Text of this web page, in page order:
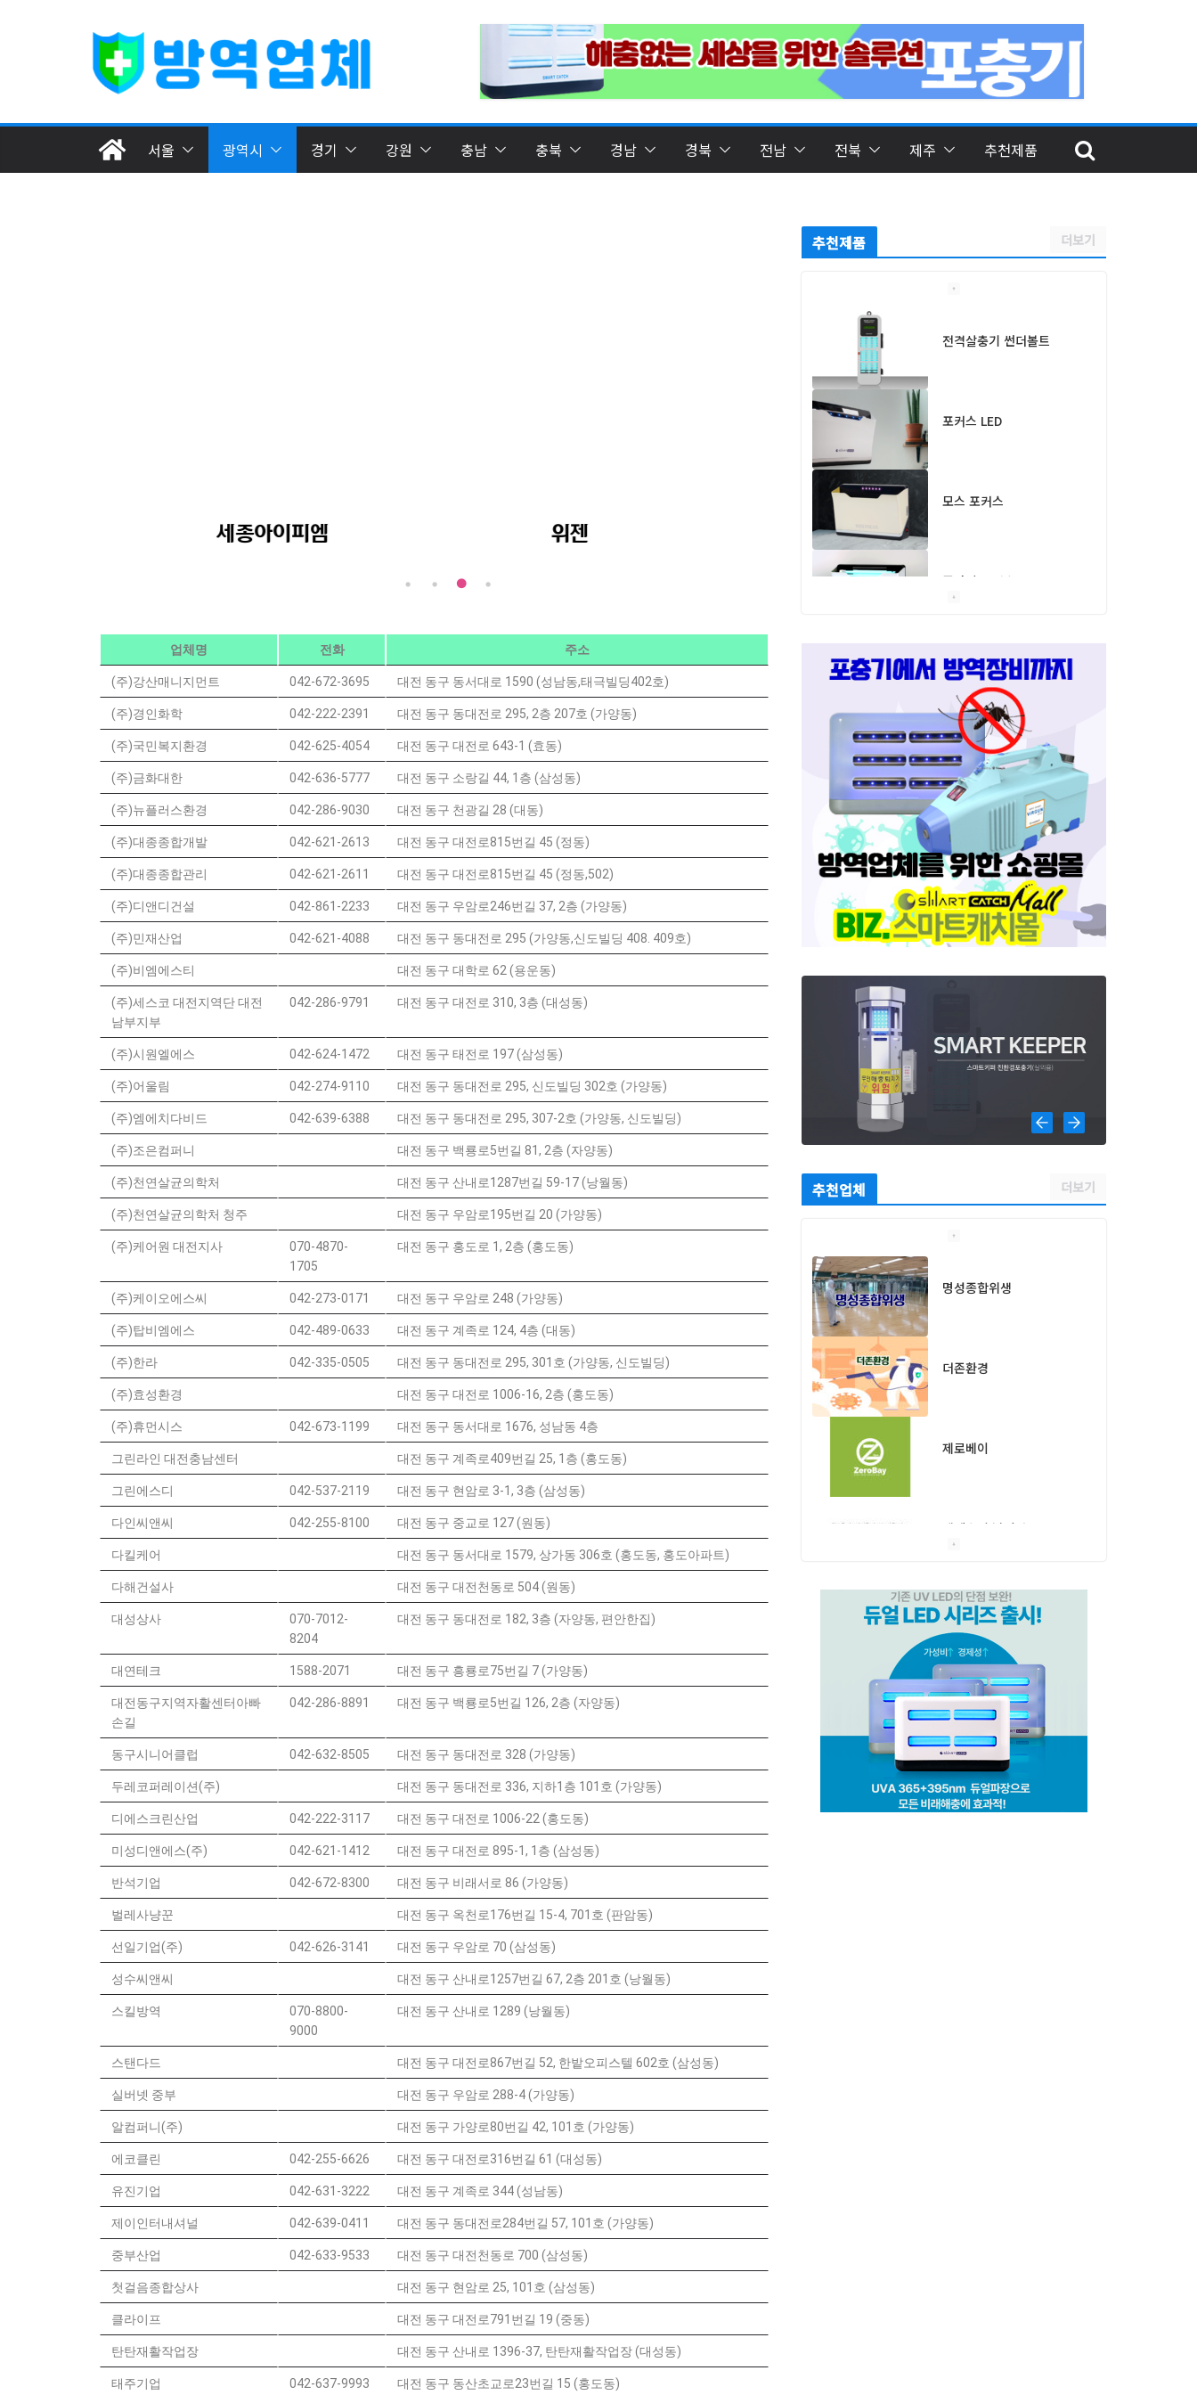
서울 광역시 경기 강원 충남 충북 경남 경북 전남 전북 제주 추천제품
세종아이피엠 문화방역
업체명 전화 주소
(주)강산매니지먼트 042-672-3695 대전 동구 동서대로 1590 (성남동,태극빌딩402호)
(주)경인화학 042-222-2391 대전 동구 동대전로 295, 2층 207호 (가양동)
(주)국민복지환경 042-625-4054 대전 동구 대전로 643-1 (효동)
(주)금화대한 042-636-5777 대전 동구 소랑길 44, 1층 (삼성동)
(주)뉴플러스환경 042-286-9030 대전 동구 천광길 28 (대동)
(주)대종종합개발 042-621-2613 대전 동구 대전로815번길 45 (정동)
(주)대종종합관리 042-621-2611 대전 동구 대전로815번길 45 (정동,502)
(주)디앤디건설 042-861-2233 대전 동구 우암로246번길 37, 2층 (가양동)
(주)민재산업 042-621-4088 대전 동구 동대전로 295 (가양동,신도빌딩 408. 409호)
(주)비엠에스티 대전 동구 대학로 62 (용운동)
(주)세스코 대전지역단 대전
남부지부
042-286-9791 대전 동구 대전로 310, 3층 (대성동)
(주)시원엘에스 042-624-1472 대전 동구 태전로 197 (삼성동)
(주)어울림 042-274-9110 대전 동구 동대전로 295, 신도빌딩 302호 (가양동)
(주)엠에치다비드 042-639-6388 대전 동구 동대전로 295, 307-2호 (가양동, 신도빌딩)
(주)조은컴퍼니 대전 동구 백룡로5번길 81, 2층 (자양동)
(주)천연살균의학처 대전 동구 산내로1287번길 59-17 (낭월동)
(주)천연살균의학처 청주 대전 동구 우암로195번길 20 (가양동)
(주)케어원 대전지사
070-4870-
1705
대전 동구 홍도로 1, 2층 (홍도동)
(주)케이오에스씨 042-273-0171 대전 동구 우암로 248 (가양동)
(주)탑비엠에스 042-489-0633 대전 동구 계족로 124, 4층 (대동)
(주)한라 042-335-0505 대전 동구 동대전로 295, 301호 (가양동, 신도빌딩)
(주)효성환경 대전 동구 대전로 1006-16, 2층 (홍도동)
(주)휴먼시스 042-673-1199 대전 동구 동서대로 1676, 성남동 4층
그린라인 대전충남센터 대전 동구 계족로409번길 25, 1층 (홍도동)
그린에스디 042-537-2119 대전 동구 현암로 3-1, 3층 (삼성동)
다인씨앤씨 042-255-8100 대전 동구 중교로 127 (원동)
다킬케어 대전 동구 동서대로 1579, 상가동 306호 (홍도동, 홍도아파트)
다해건설사 대전 동구 대전천동로 504 (원동)
대성상사
070-7012-
8204
대전 동구 동대전로 182, 3층 (자양동, 편안한집)
대연테크 1588-2071 대전 동구 흥룡로75번길 7 (가양동)
대전동구지역자활센터아빠
손길
042-286-8891 대전 동구 백룡로5번길 126, 2층 (자양동)
동구시니어클럽 042-632-8505 대전 동구 동대전로 328 (가양동)
두레코퍼레이션(주) 대전 동구 동대전로 336, 지하1층 101호 (가양동)
디에스크린산업 042-222-3117 대전 동구 대전로 1006-22 (홍도동)
미성디앤에스(주) 042-621-1412 대전 동구 대전로 895-1, 1층 (삼성동)
반석기업 042-672-8300 대전 동구 비래서로 86 (가양동)
벌레사냥꾼 대전 동구 옥천로176번길 15-4, 701호 (판암동)
선일기업(주) 042-626-3141 대전 동구 우암로 70 (삼성동)
성수씨앤씨 대전 동구 산내로1257번길 67, 2층 201호 (낭월동)
스킬방역
070-8800-
9000
대전 동구 산내로 1289 (낭월동)
스탠다드 대전 동구 대전로867번길 52, 한밭오피스텔 602호 (삼성동)
실버넷 중부 대전 동구 우암로 288-4 (가양동)
알컴퍼니(주) 대전 동구 가양로80번길 42, 101호 (가양동)
에코클린 042-255-6626 대전 동구 대전로316번길 61 (대성동)
유진기업 042-631-3222 대전 동구 계족로 344 (성남동)
제이인터내셔널 042-639-0411 대전 동구 동대전로284번길 57, 101호 (가양동)
중부산업 042-633-9533 대전 동구 대전천동로 700 (삼성동)
첫걸음종합상사 대전 동구 현암로 25, 101호 (삼성동)
클라이프 대전 동구 대전로791번길 19 (중동)
탄탄재활작업장 대전 동구 산내로 1396-37, 탄탄재활작업장 (대성동)
태주기업 042-637-9993 대전 동구 동산초교로23번길 15 (홍도동)
추천제품 더보기
전격살충기 썬더볼트
포커스 LED
모스 포커스
플라이 포커스
스마트캐치
스마트키퍼 UV LED 고급
형
추천업체 더보기
명성종합위생
더존환경
제로베이
엔페스 충남지사
(주)비타솔루션
세화방역
(주)씨아이엠